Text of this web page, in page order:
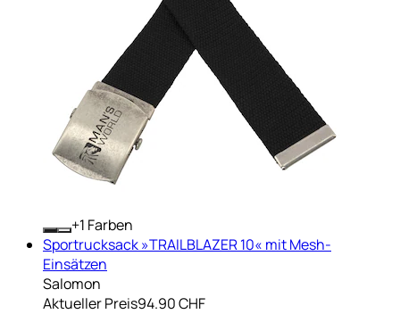
+ Farben
Sportrucksack »TRAILBLAZER 10« mit Mesh-
Einsätzen
Salomon
Aktueller Preis94.90 CHF